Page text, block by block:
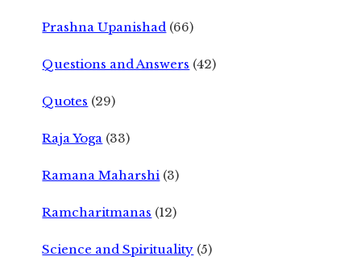
Prashna Upanishad (66)
Questions and Answers (42)
Quotes (29)
Raja Yoga (33)
Ramana Maharshi (3)
Ramcharitmanas (12)
Science and Spirituality (5)